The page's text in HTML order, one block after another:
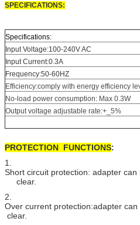
SPECIFICATIONS:
Specifications:
Input Voltage:100-240V AC
Input Current:0.3A
Frequency:50-60HZ
Efficiency:comply with energy efficiency
No-load power consumption: Max 0.3W
Output voltage adjustable rate:+_5%
PROTECTION FUNCTIONS:
1.
Short circuit protection: adapter
clear.
2.
Over current protection:adapter
clear.